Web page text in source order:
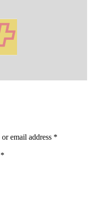
email address *
*